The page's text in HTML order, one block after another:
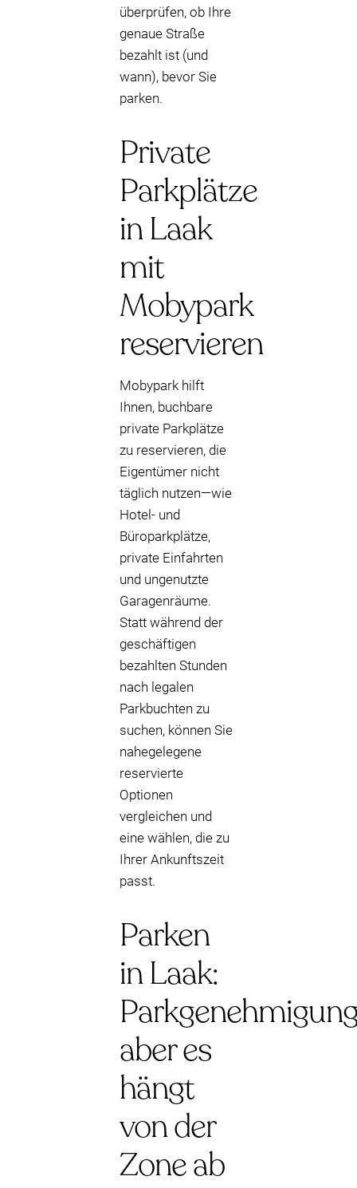
überprüfen, ob Ihre
genaue Straße
bezahlt ist (und
wann), bevor Sie
parken.
Private
Parkplätze
in Laak
mit
Mobypark
reservieren
Mobypark hilft
Ihnen, buchbare
private Parkplätze
zu reservieren, die
Eigentümer nicht
täglich nutzen—wie
Hotel- und
Büroparkplätze,
private Einfahrten
und ungenutzte
Garagenräume.
Statt während der
geschäftigen
bezahlten Stunden
nach legalen
Parkbuchten zu
suchen, können Sie
nahegelegene
reservierte
Optionen
vergleichen und
eine wählen, die zu
Ihrer Ankunftszeit
passt.
Parken
in Laak:
aber es
hängt
von der
Zone ab